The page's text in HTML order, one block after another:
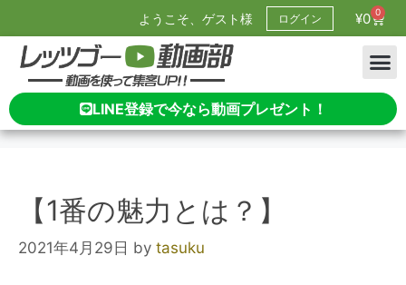
ようこそ、ゲスト様 ログイン ¥0 0
LINE登録で今なら動画プレゼント！
【1番の魅力とは？】
2021年4月29日 by tasuku